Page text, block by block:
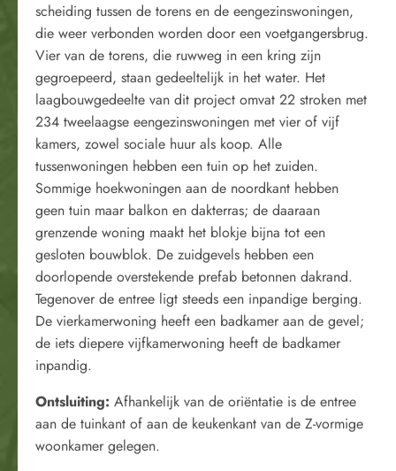
scheiding tussen de torens en de eengezinswoningen,
die weer verbonden worden door een voetgangersbrug.
Vier van de torens, die ruwweg in een kring zijn
gegroepeerd, staan gedeeltelijk in het water. Het
laagbouwgedeelte van dit project omvat 22 stroken met
234 tweelaagse eengezinswoningen met vier of vijf
kamers, zowel sociale huur als koop. Alle
tussenwoningen hebben een tuin op het zuiden.
Sommige hoekwoningen aan de noordkant hebben
geen tuin maar balkon en dakterras; de daaraan
grenzende woning maakt het blokje bijna tot een
gesloten bouwblok. De zuidgevels hebben een
doorlopende overstekende prefab betonnen dakrand.
Tegenover de entree ligt steeds een inpandige berging.
De vierkamerwoning heeft een badkamer aan de gevel;
de iets diepere vijfkamerwoning heeft de badkamer
inpandig.
Ontsluiting: Afhankelijk van de oriëntatie is de entree
aan de tuinkant of aan de keukenkant van de Z-vormige
woonkamer gelegen.